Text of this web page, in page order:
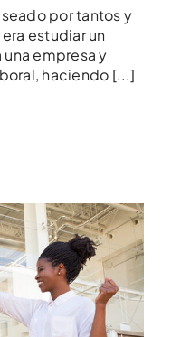
por tantos y
estudiar un
empresa y
haciendo [...]